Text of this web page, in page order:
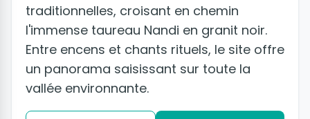
traditionnelles, croisant en chemin
l'immense taureau Nandi en granit noir.
Entre encens et chants rituels, le site offre
un panorama saisissant sur toute la
vallée environnante.